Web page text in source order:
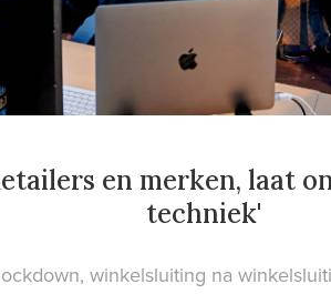
en merken, laat
techniek'
winkelsluiting na